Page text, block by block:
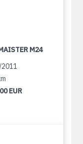
M24
EUR